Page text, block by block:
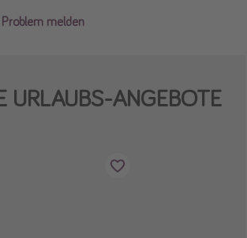
melden
URLAUBS-ANGEBOTE